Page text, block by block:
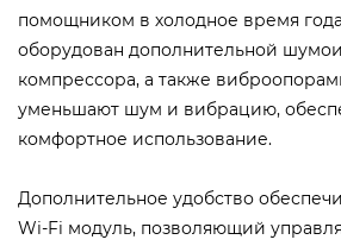
помощником в холодное время
оборудован дополнительной
компрессора, а также
уменьшают шум и вибрацию,
комфортное использование.
Дополнительное удобство
Wi-Fi модуль, позволяющий